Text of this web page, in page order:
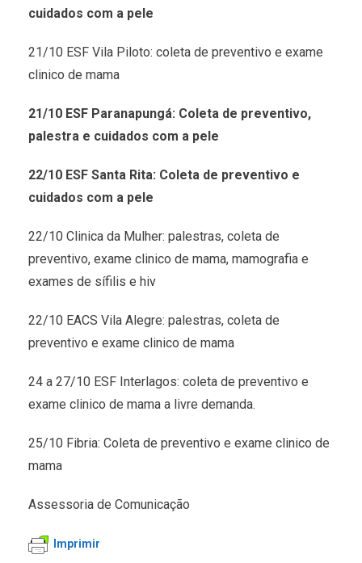
cuidados com a pele
21/10 ESF Vila Piloto: coleta de preventivo e exame
clinico de mama
21/10 ESF Paranapungá: Coleta de preventivo,
palestra e cuidados com a pele
22/10 ESF Santa Rita: Coleta de preventivo e
cuidados com a pele
22/10 Clinica da Mulher: palestras, coleta de
preventivo, exame clinico de mama, mamografia e
exames de sífilis e hiv
22/10 EACS Vila Alegre: palestras, coleta de
preventivo e exame clinico de mama
24 a 27/10 ESF Interlagos: coleta de preventivo e
exame clinico de mama a livre demanda.
25/10 Fibria: Coleta de preventivo e exame clinico de
mama
Assessoria de Comunicação
Imprimir